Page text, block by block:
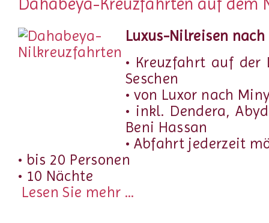
Dahabeya-Kreuzfahrten auf dem
Luxus-Nilreisen
• Kreuzfahrt auf der
Seschen
• von Luxor nach
• inkl. Dendera,
Beni Hassan
• Abfahrt jederzeit
• bis 20 Personen
• 10 Nächte
Lesen Sie mehr ...